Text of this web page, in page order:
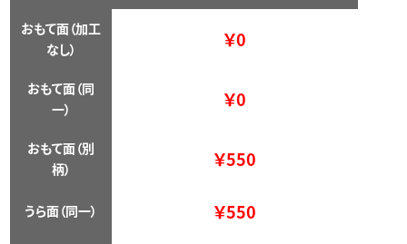
おもて面（加工
なし）
￥0
おもて面（同
一）
￥0
おもて面（別
柄）
￥550
うら面（同一） ￥550